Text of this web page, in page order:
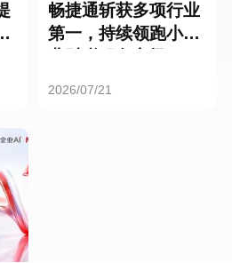
畅捷通斩获多项行业
第一，持续领跑小微
2026/07/21